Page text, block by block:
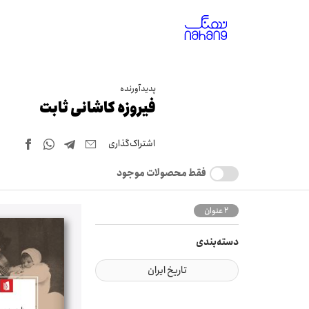
پدیدآورنده
فیروزه کاشانی ثابت
اشتراک‌گذاری
فقط محصولات موجود
2 عنوان
دسته‌بندی
تاریخ ایران